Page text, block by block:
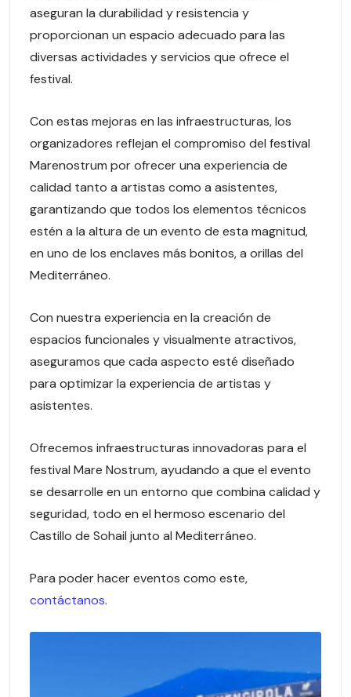
aseguran la durabilidad y resistencia y
proporcionan un espacio adecuado para las
diversas actividades y servicios que ofrece el
festival.
Con estas mejoras en las infraestructuras, los
organizadores reflejan el compromiso del festival
Marenostrum por ofrecer una experiencia de
calidad tanto a artistas como a asistentes,
garantizando que todos los elementos técnicos
estén a la altura de un evento de esta magnitud,
en uno de los enclaves más bonitos, a orillas del
Mediterráneo.
Con nuestra experiencia en la creación de
espacios funcionales y visualmente atractivos,
aseguramos que cada aspecto esté diseñado
para optimizar la experiencia de artistas y
asistentes.
Ofrecemos infraestructuras innovadoras para el
festival Mare Nostrum, ayudando a que el evento
se desarrolle en un entorno que combina calidad y
seguridad, todo en el hermoso escenario del
Castillo de Sohail junto al Mediterráneo.
Para poder hacer eventos como este,
contáctanos.